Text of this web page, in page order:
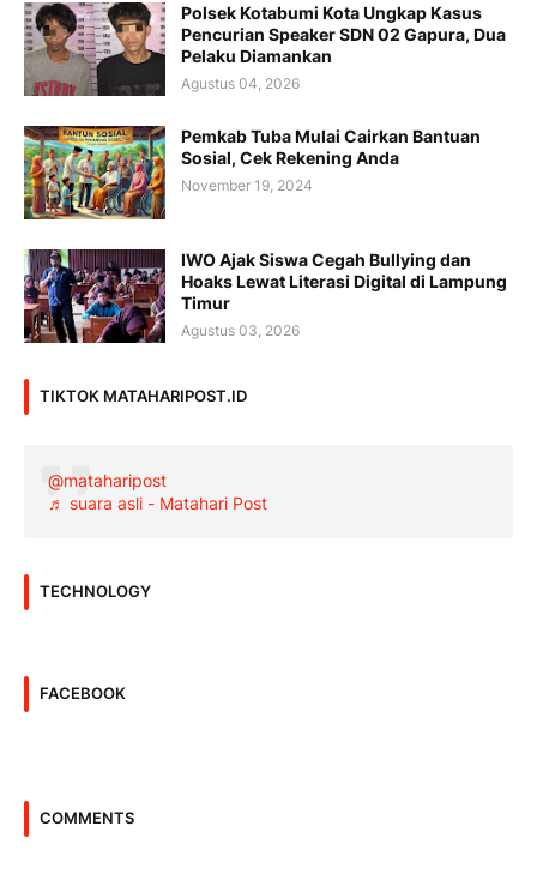
Polsek Kotabumi Kota Ungkap Kasus
Pencurian Speaker SDN 02 Gapura, Dua
Pelaku Diamankan
Agustus 04, 2026
Pemkab Tuba Mulai Cairkan Bantuan
Sosial, Cek Rekening Anda
November 19, 2024
IWO Ajak Siswa Cegah Bullying dan
Hoaks Lewat Literasi Digital di Lampung
Timur
Agustus 03, 2026
TIKTOK MATAHARIPOST.ID
@mataharipost
♬ suara asli - Matahari Post
TECHNOLOGY
FACEBOOK
COMMENTS